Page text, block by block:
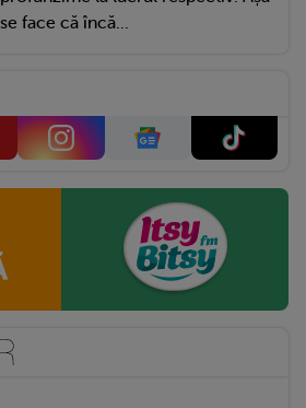
se face că încă...